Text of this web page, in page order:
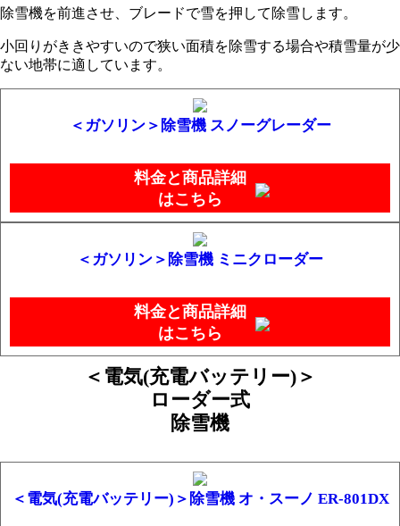
除雪機を前進させ、ブレードで雪を押して除雪します。
小回りがききやすいので狭い面積を除雪する場合や積雪量が少
ない地帯に適しています。
＜ガソリン＞除雪機 スノーグレーダー
料金と商品詳細
はこちら
＜ガソリン＞除雪機 ミニクローダー
料金と商品詳細
はこちら
＜電気(充電バッテリー)＞
ローダー式
除雪機
＜電気(充電バッテリー)＞除雪機 オ・スーノ ER-801DX